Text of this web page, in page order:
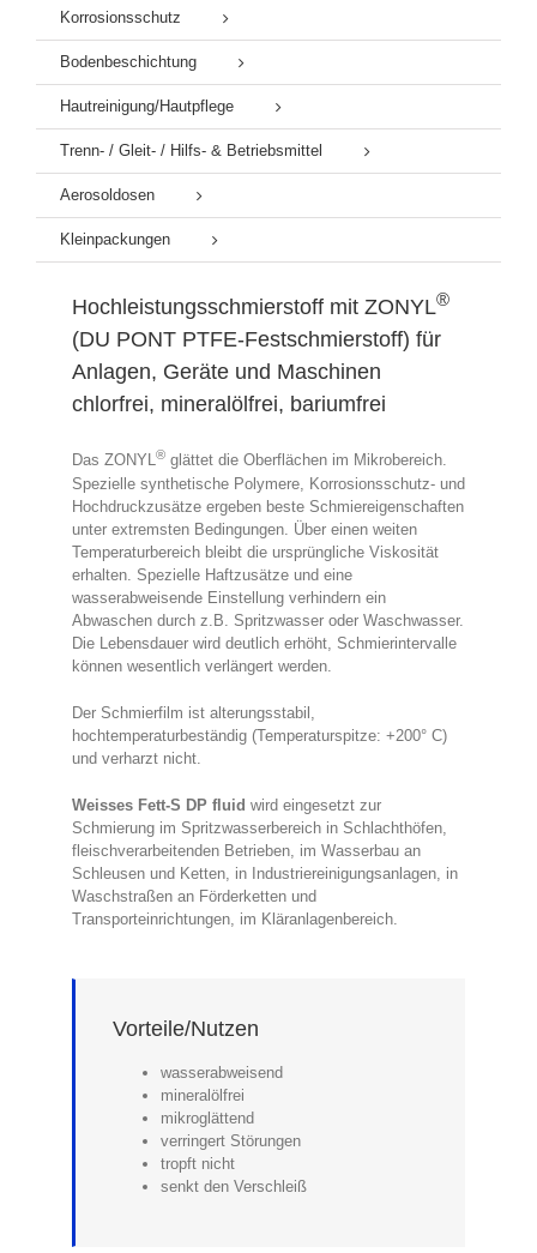
Korrosionsschutz
Bodenbeschichtung
Hautreinigung/Hautpflege
Trenn- / Gleit- / Hilfs- & Betriebsmittel
Aerosoldosen
Kleinpackungen
Hochleistungsschmierstoff mit ZONYL®
(DU PONT PTFE-Festschmierstoff) für
Anlagen, Geräte und Maschinen
chlorfrei, mineralölfrei, bariumfrei
Das ZONYL®glättet die Oberflächen im Mikrobereich.
Spezielle synthetische Polymere, Korrosionsschutz- und
Hochdruckzusätze ergeben beste Schmiereigenschaften
unter extremsten Bedingungen. Über einen weiten
Temperaturbereich bleibt die ursprüngliche Viskosität
erhalten. Spezielle Haftzusätze und eine
wasserabweisende Einstellung verhindern ein
Abwaschen durch z.B. Spritzwasser oder Waschwasser.
Die Lebensdauer wird deutlich erhöht, Schmierintervalle
können wesentlich verlängert werden.
Der Schmierfilm ist alterungsstabil,
hochtemperaturbeständig (Temperaturspitze: +200° C)
und verharzt nicht.
Weisses Fett-S DP fluid wird eingesetzt zur
Schmierung im Spritzwasserbereich in Schlachthöfen,
fleischverarbeitenden Betrieben, im Wasserbau an
Schleusen und Ketten, in Industriereinigungsanlagen, in
Waschstraßen an Förderketten und
Transporteinrichtungen, im Kläranlagenbereich.
Vorteile/Nutzen
wasserabweisend
mineralölfrei
mikroglättend
verringert Störungen
tropft nicht
senkt den Verschleiß